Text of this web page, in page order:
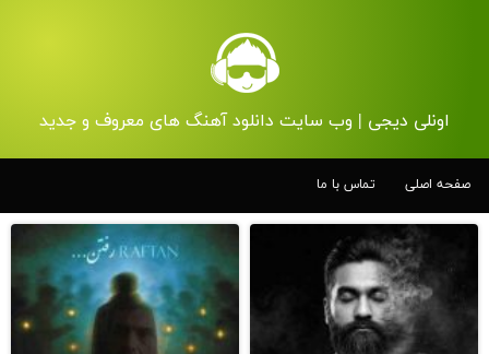
اونلی دیجی | وب سایت دانلود آهنگ های معروف و جدید
صفحه اصلی تماس با ما